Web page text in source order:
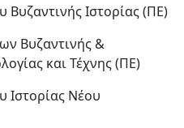
Ιστορίας (ΠΕ)
Βυζαντινής &
και Τέχνης (ΠΕ)
Ιστορίας Νέου